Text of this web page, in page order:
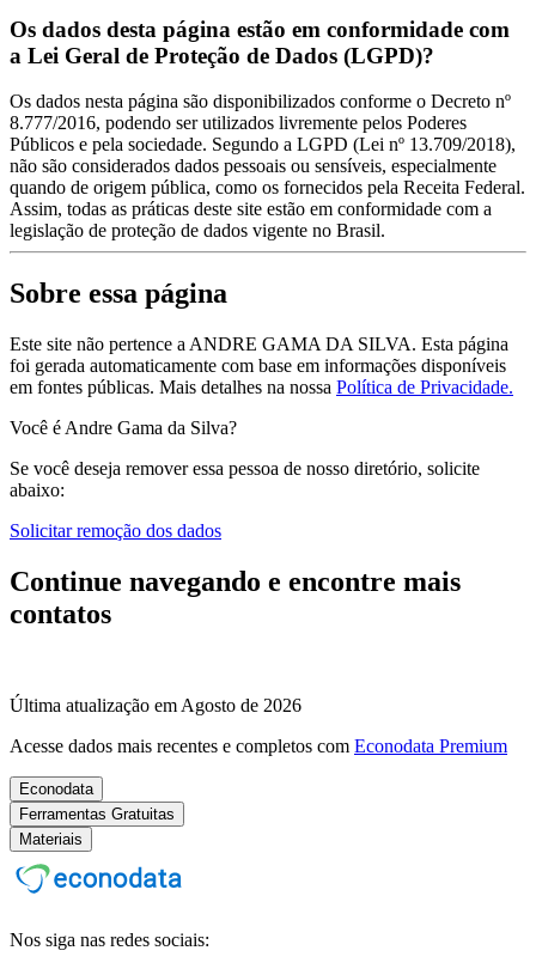
Os dados desta página estão em conformidade com
a Lei Geral de Proteção de Dados (LGPD)?
Os dados nesta página são disponibilizados conforme o Decreto nº
8.777/2016, podendo ser utilizados livremente pelos Poderes
Públicos e pela sociedade. Segundo a LGPD (Lei nº 13.709/2018),
não são considerados dados pessoais ou sensíveis, especialmente
quando de origem pública, como os fornecidos pela Receita Federal.
Assim, todas as práticas deste site estão em conformidade com a
legislação de proteção de dados vigente no Brasil.
Sobre essa página
Este site não pertence a ANDRE GAMA DA SILVA. Esta página
foi gerada automaticamente com base em informações disponíveis
em fontes públicas. Mais detalhes na nossa Política de Privacidade.
Você é Andre Gama da Silva?
Se você deseja remover essa pessoa de nosso diretório, solicite
abaixo:
Solicitar remoção dos dados
Continue navegando e encontre mais
contatos
Última atualização em Agosto de 2026
Acesse dados mais recentes e completos com Econodata Premium
Econodata
Ferramentas Gratuitas
Materiais
Nos siga nas redes sociais: